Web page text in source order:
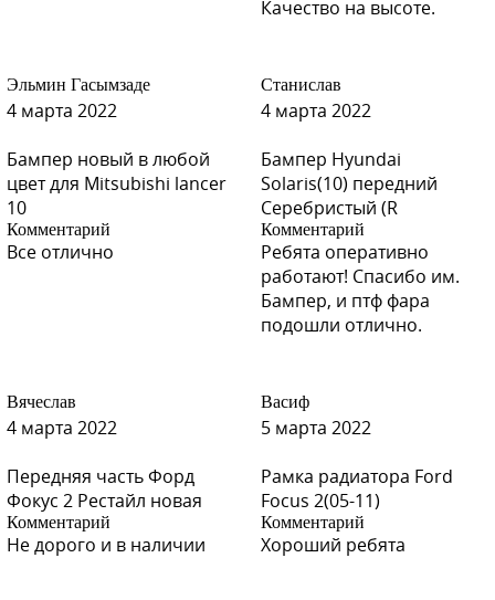
Качество на высоте.
Эльмин Гасымзаде
4 марта 2022
Бампер новый в любой
цвет для Mitsubishi lancer
10
Комментарий
Все отлично
Станислав
4 марта 2022
Бампер Hyundai
Solaris(10) передний
Серебристый (R
Комментарий
Ребята оперативно
работают! Спасибо им.
Бампер, и птф фара
подошли отлично.
Вячеслав
4 марта 2022
Передняя часть Форд
Фокус 2 Рестайл новая
Комментарий
Не дорого и в наличии
Васиф
5 марта 2022
Рамка радиатора Ford
Focus 2(05-11)
Комментарий
Хороший ребята